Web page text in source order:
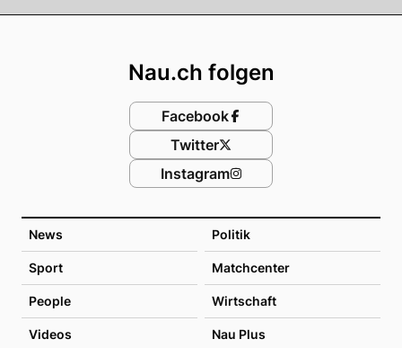
News Politik
Sport Matchcenter
People Wirtschaft
Videos Nau Plus
Nau.ch folgen
Facebook
Twitter
Instagram